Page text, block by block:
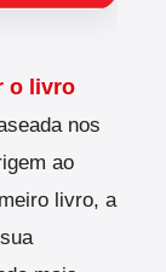
o livro
nos
ao
livro, a